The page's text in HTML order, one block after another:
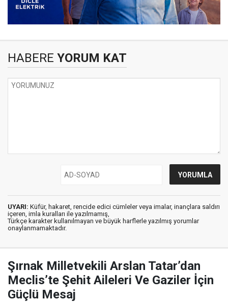
HABERE YORUM KAT
UYARI: Küfür, hakaret, rencide edici cümleler veya imalar, inançlara saldırı
içeren, imla kuralları ile yazılmamış,
Türkçe karakter kullanılmayan ve büyük harflerle yazılmış yorumlar
onaylanmamaktadır.
Şırnak Milletvekili Arslan Tatar’dan
Meclis’te Şehit Aileleri Ve Gaziler İçin
Güçlü Mesaj